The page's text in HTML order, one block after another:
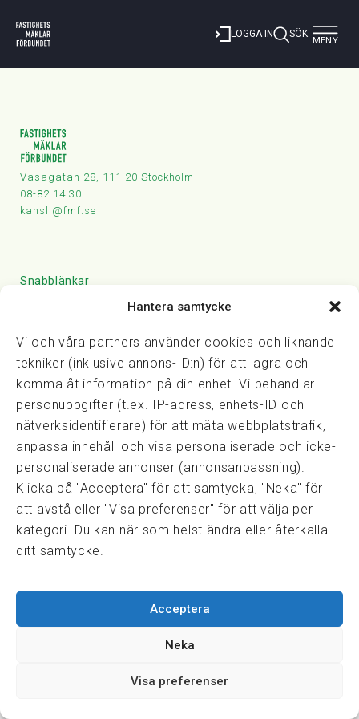
Hantera samtycke
Vi och våra partners använder cookies och liknande
tekniker (inklusive annons-ID:n) för att lagra och
komma åt information på din enhet. Vi behandlar
personuppgifter (t.ex. IP-adress, enhets-ID och
nätverksidentifierare) för att mäta webbplatstrafik,
anpassa innehåll och visa personaliserade och icke-
personaliserade annonser (annonsanpassning).
Klicka på "Acceptera" för att samtycka, "Neka" för
att avstå eller "Visa preferenser" för att välja per
kategori. Du kan när som helst ändra eller återkalla
ditt samtycke.
Acceptera
Neka
Visa preferenser
LOGGA IN SÖK Toggle
MENY
Vasagatan 28, 111 20 Stockholm
08-82 14 30
kansli@fmf.se
Snabblänkar
Policies & integritet
Information om Cookie-hantering och Google Analytics
Integritetspolicy
Dataskyddsförordningen
Samarbeten
Press & media
Fastighetsmäklarinspektionen
FRN, Fastighetsmarknadens reklamationsnämnd